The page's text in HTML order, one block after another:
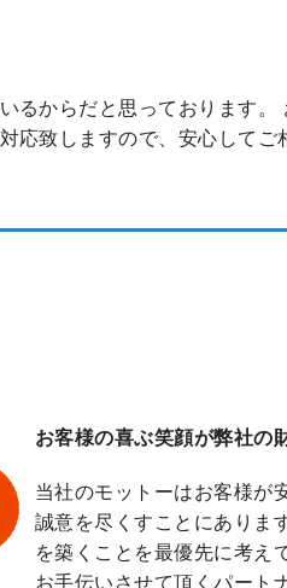
るからだと思っております
応致しますので、安心してご
お客様の喜ぶ笑顔が弊社の
当社のモットーはお客様が
誠意を尽くすことにありま
を築くことを最優先に考え
お手伝いさせて頂くパート